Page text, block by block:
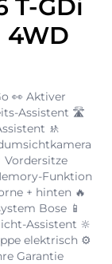
T-GDi
4WD
👀 Aktiver
Assistent 🛣️
🚸
Vordersitze
Funktion
+ hinten 🔥
Bose 📱
Assistent 🔆
elektrisch ⚙️
Garantie